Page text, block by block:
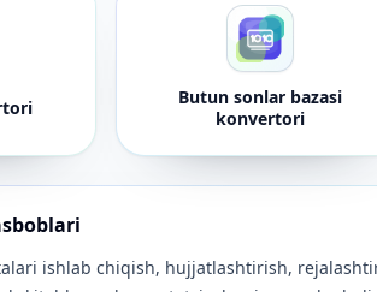
Butun sonlar bazasi
konvertori
ishlab chiqish, hujjatlashtirish,